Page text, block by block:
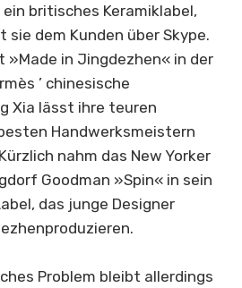
britisches Keramiklabel,
dem Kunden über Skype.
»Made in Jingdezhen« in der
’ chinesische
Xia lässt ihre teuren
Handwerksmeistern
nahm das New Yorker
Goodman »Spin« in sein
das junge Designer
produzieren.
Problem bleibt allerdings